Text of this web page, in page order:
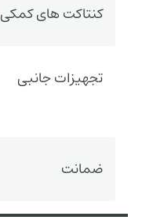
کنتاکت های کمکی
تجهیزات جانبی
ضمانت